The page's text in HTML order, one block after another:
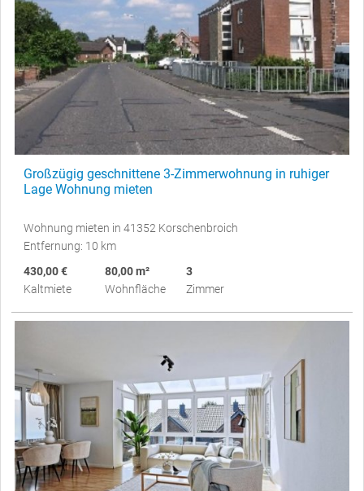
Großzügig geschnittene 3-Zimmerwohnung in ruhiger
Lage Wohnung mieten
Wohnung mieten in 41352 Korschenbroich
Entfernung: 10 km
430,00 €
Kaltmiete
80,00 m²
Wohnfläche
3
Zimmer